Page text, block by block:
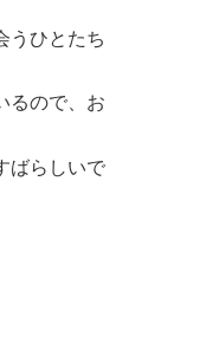
うひとたち
るので、お
ばらしいで